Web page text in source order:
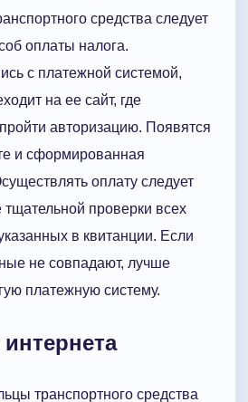
средства следует
оплаты налога.
с платежной системой,
на ее сайт, где
авторизацию. Появятся
и сформированная
оплату следует
тщательной проверки всех
в квитанции. Если
не совпадают, лучше
платежную систему.
транспортного средства